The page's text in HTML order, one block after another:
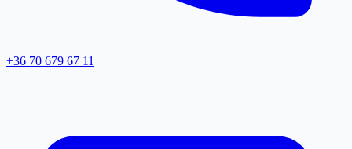
+36 70 679 67 11